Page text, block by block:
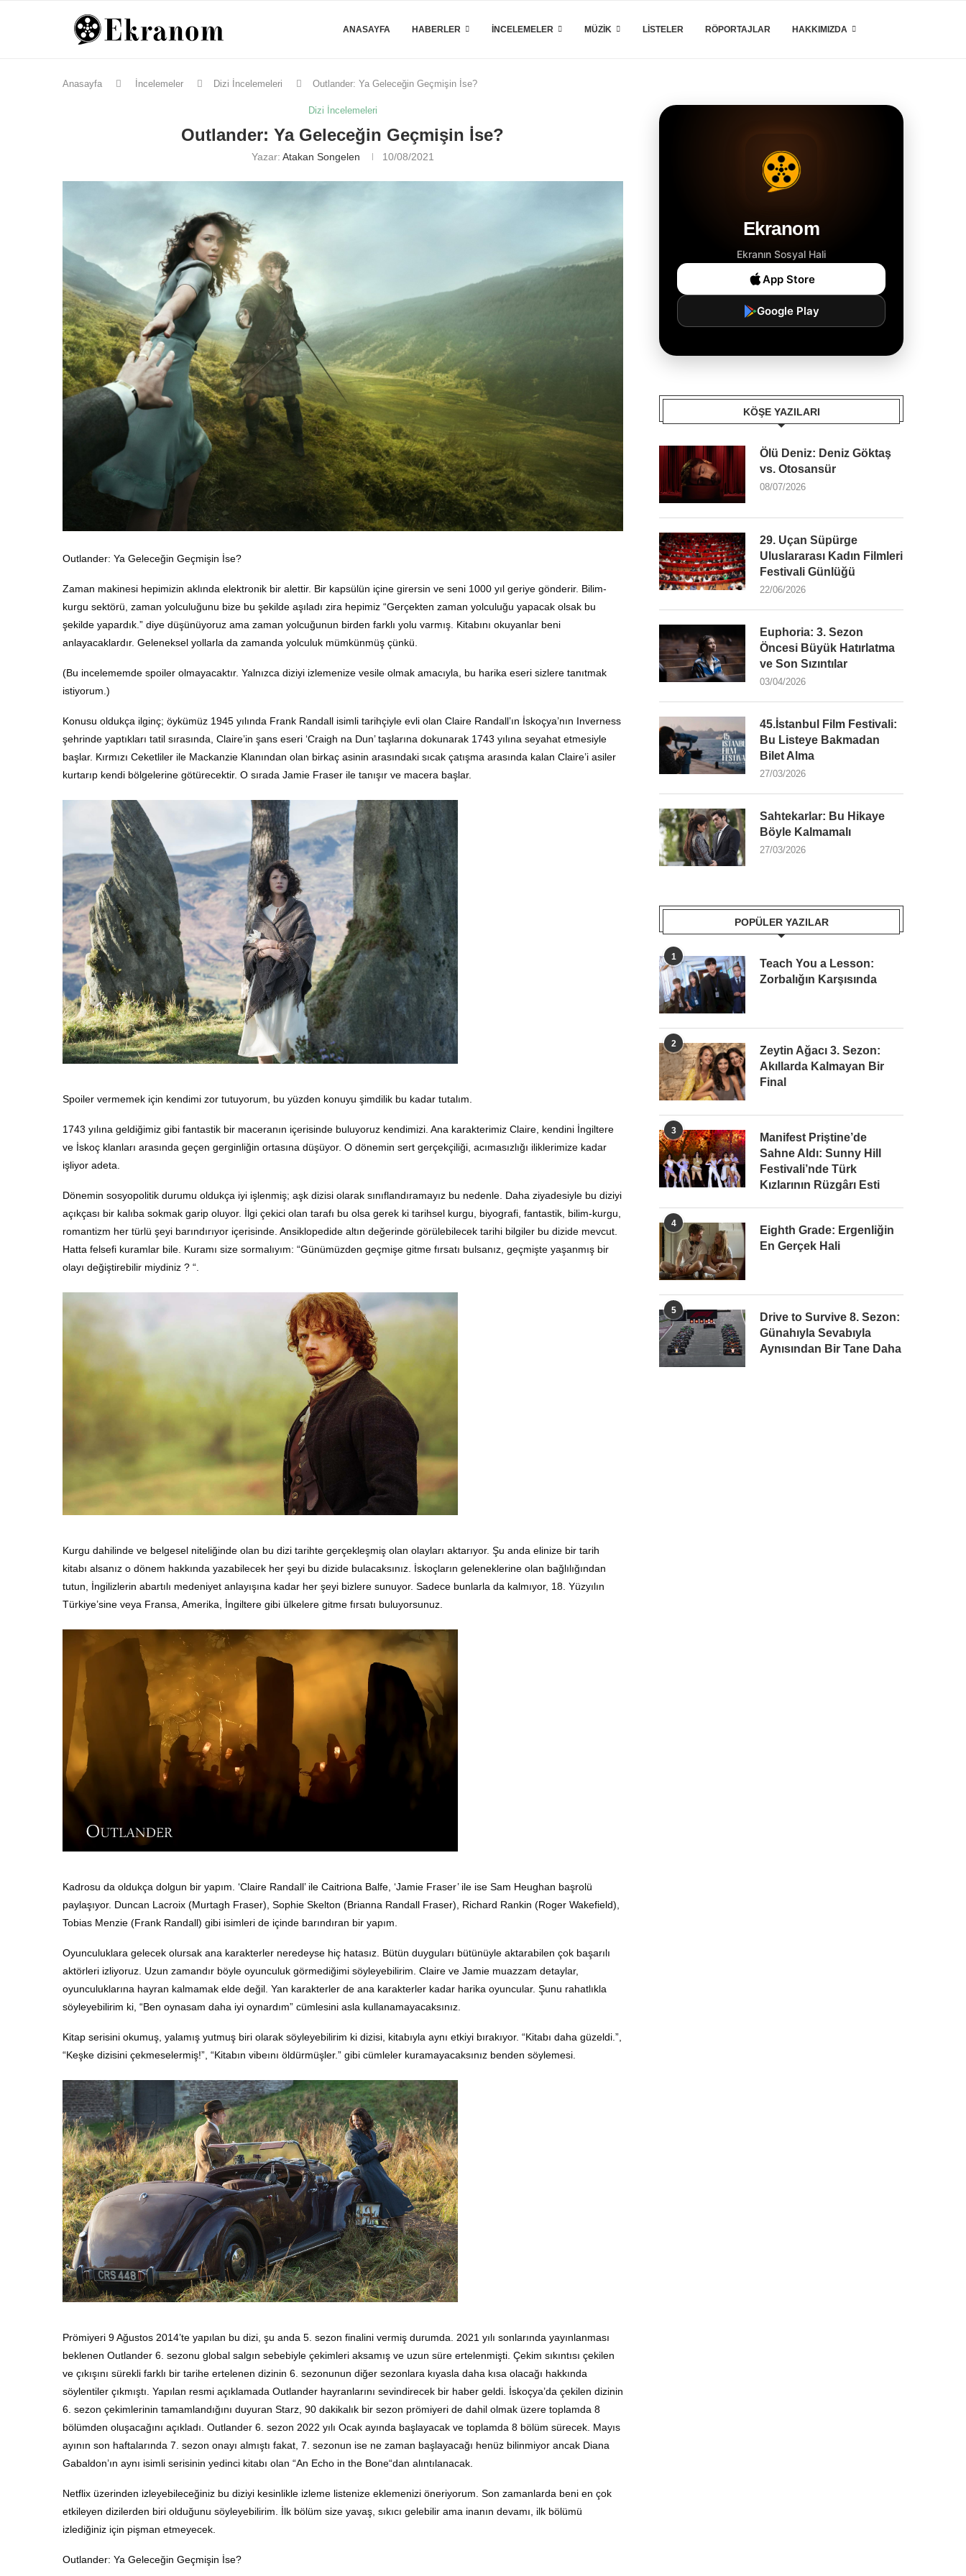
ANASAYFA HABERLER İNCELEMELER MÜZIK LISTELER RÖPORTAJLAR HAKKIMIZDA
Anasayfa İncelemeler Dizi İncelemeleri Outlander: Ya Geleceğin Geçmişin İse?
Dizi İncelemeleri
Outlander: Ya Geleceğin Geçmişin İse?
Yazar: Atakan Songelen 10/08/2021
Outlander: Ya Geleceğin Geçmişin İse?
Zaman makinesi hepimizin aklında elektronik bir alettir. Bir kapsülün içine girersin ve seni 1000 yıl geriye gönderir. Bilim-
kurgu sektörü, zaman yolculuğunu bize bu şekilde aşıladı zira hepimiz “Gerçekten zaman yolculuğu yapacak olsak bu
şekilde yapardık.” diye düşünüyoruz ama zaman yolcuğunun birden farklı yolu varmış. Kitabını okuyanlar beni
anlayacaklardır. Geleneksel yollarla da zamanda yolculuk mümkünmüş çünkü.
(Bu incelememde spoiler olmayacaktır. Yalnızca diziyi izlemenize vesile olmak amacıyla, bu harika eseri sizlere tanıtmak
istiyorum.)
Konusu oldukça ilginç; öykümüz 1945 yılında Frank Randall isimli tarihçiyle evli olan Claire Randall’ın İskoçya’nın Inverness
şehrinde yaptıkları tatil sırasında, Claire’in şans eseri ‘Craigh na Dun’ taşlarına dokunarak 1743 yılına seyahat etmesiyle
başlar. Kırmızı Ceketliler ile Mackanzie Klanından olan birkaç asinin arasındaki sıcak çatışma arasında kalan Claire’i asiler
kurtarıp kendi bölgelerine götürecektir. O sırada Jamie Fraser ile tanışır ve macera başlar.
Spoiler vermemek için kendimi zor tutuyorum, bu yüzden konuyu şimdilik bu kadar tutalım.
1743 yılına geldiğimiz gibi fantastik bir maceranın içerisinde buluyoruz kendimizi. Ana karakterimiz Claire, kendini İngiltere
ve İskoç klanları arasında geçen gerginliğin ortasına düşüyor. O dönemin sert gerçekçiliği, acımasızlığı iliklerimize kadar
işliyor adeta.
Dönemin sosyopolitik durumu oldukça iyi işlenmiş; aşk dizisi olarak sınıflandıramayız bu nedenle. Daha ziyadesiyle bu diziyi
açıkçası bir kalıba sokmak garip oluyor. İlgi çekici olan tarafı bu olsa gerek ki tarihsel kurgu, biyografi, fantastik, bilim-kurgu,
romantizm her türlü şeyi barındırıyor içerisinde. Ansiklopedide altın değerinde görülebilecek tarihi bilgiler bu dizide mevcut.
Hatta felsefi kuramlar bile. Kuramı size sormalıyım: “Günümüzden geçmişe gitme fırsatı bulsanız, geçmişte yaşanmış bir
olayı değiştirebilir miydiniz ? “.
Kurgu dahilinde ve belgesel niteliğinde olan bu dizi tarihte gerçekleşmiş olan olayları aktarıyor. Şu anda elinize bir tarih
kitabı alsanız o dönem hakkında yazabilecek her şeyi bu dizide bulacaksınız. İskoçların geleneklerine olan bağlılığından
tutun, İngilizlerin abartılı medeniyet anlayışına kadar her şeyi bizlere sunuyor. Sadece bunlarla da kalmıyor, 18. Yüzyılın
Türkiye’sine veya Fransa, Amerika, İngiltere gibi ülkelere gitme fırsatı buluyorsunuz.
Kadrosu da oldukça dolgun bir yapım. ‘Claire Randall’ ile Caitriona Balfe, ‘Jamie Fraser’ ile ise Sam Heughan başrolü
paylaşıyor. Duncan Lacroix (Murtagh Fraser), Sophie Skelton (Brianna Randall Fraser), Richard Rankin (Roger Wakefield),
Tobias Menzie (Frank Randall) gibi isimleri de içinde barındıran bir yapım.
Oyunculuklara gelecek olursak ana karakterler neredeyse hiç hatasız. Bütün duyguları bütünüyle aktarabilen çok başarılı
aktörleri izliyoruz. Uzun zamandır böyle oyunculuk görmediğimi söyleyebilirim. Claire ve Jamie muazzam detaylar,
oyunculuklarına hayran kalmamak elde değil. Yan karakterler de ana karakterler kadar harika oyuncular. Şunu rahatlıkla
söyleyebilirim ki, “Ben oynasam daha iyi oynardım” cümlesini asla kullanamayacaksınız.
Kitap serisini okumuş, yalamış yutmuş biri olarak söyleyebilirim ki dizisi, kitabıyla aynı etkiyi bırakıyor. “Kitabı daha güzeldi.”,
“Keşke dizisini çekmeselermiş!”, “Kitabın vibeını öldürmüşler.” gibi cümleler kuramayacaksınız benden söylemesi.
Prömiyeri 9 Ağustos 2014’te yapılan bu dizi, şu anda 5. sezon finalini vermiş durumda. 2021 yılı sonlarında yayınlanması
beklenen Outlander 6. sezonu global salgın sebebiyle çekimleri aksamış ve uzun süre ertelenmişti. Çekim sıkıntısı çekilen
ve çıkışını sürekli farklı bir tarihe ertelenen dizinin 6. sezonunun diğer sezonlara kıyasla daha kısa olacağı hakkında
söylentiler çıkmıştı. Yapılan resmi açıklamada Outlander hayranlarını sevindirecek bir haber geldi. İskoçya’da çekilen dizinin
6. sezon çekimlerinin tamamlandığını duyuran Starz, 90 dakikalık bir sezon prömiyeri de dahil olmak üzere toplamda 8
bölümden oluşacağını açıkladı. Outlander 6. sezon 2022 yılı Ocak ayında başlayacak ve toplamda 8 bölüm sürecek. Mayıs
ayının son haftalarında 7. sezon onayı almıştı fakat, 7. sezonun ise ne zaman başlayacağı henüz bilinmiyor ancak Diana
Gabaldon’ın aynı isimli serisinin yedinci kitabı olan “An Echo in the Bone“dan alıntılanacak.
Netflix üzerinden izleyebileceğiniz bu diziyi kesinlikle izleme listenize eklemenizi öneriyorum. Son zamanlarda beni en çok
etkileyen dizilerden biri olduğunu söyleyebilirim. İlk bölüm size yavaş, sıkıcı gelebilir ama inanın devamı, ilk bölümü
izlediğiniz için pişman etmeyecek.
Outlander: Ya Geleceğin Geçmişin İse?
Ekranom
Ekranın Sosyal Hali
App Store
Google Play
KÖŞE YAZILARI
Ölü Deniz: Deniz Göktaş
vs. Otosansür
08/07/2026
29. Uçan Süpürge
Uluslararası Kadın Filmleri
Festivali Günlüğü
22/06/2026
Euphoria: 3. Sezon
Öncesi Büyük Hatırlatma
ve Son Sızıntılar
03/04/2026
45.İstanbul Film Festivali:
Bu Listeye Bakmadan
Bilet Alma
27/03/2026
Sahtekarlar: Bu Hikaye
Böyle Kalmamalı
27/03/2026
POPÜLER YAZILAR
1
Teach You a Lesson:
Zorbalığın Karşısında
2
Zeytin Ağacı 3. Sezon:
Akıllarda Kalmayan Bir
Final
3
Manifest Priştine’de
Sahne Aldı: Sunny Hill
Festivali’nde Türk
Kızlarının Rüzgârı Esti
4
Eighth Grade: Ergenliğin
En Gerçek Hali
5
Drive to Survive 8. Sezon:
Günahıyla Sevabıyla
Aynısından Bir Tane Daha